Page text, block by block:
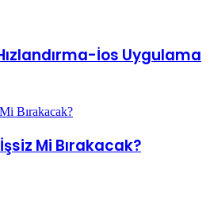
İos Uygulama
Mi Bırakacak?